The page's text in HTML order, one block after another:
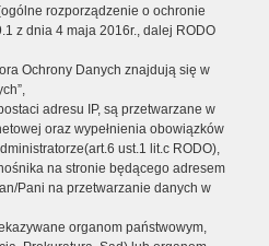
rozporządzenie o ochronie
z dnia 4 maja 2016r., dalej RODO
Ochrony Danych znajdują się w
adresu IP, są przetwarzane w
oraz wypełnienia obowiązków
ust.1 lit.c RODO),
na stronie będącego adresem
Pani na przetwarzanie danych w
organom państwowym,